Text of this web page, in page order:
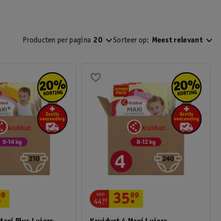
Producten per pagina 20 Sorteer op: Meest relevant
van
44.
99 35.
99